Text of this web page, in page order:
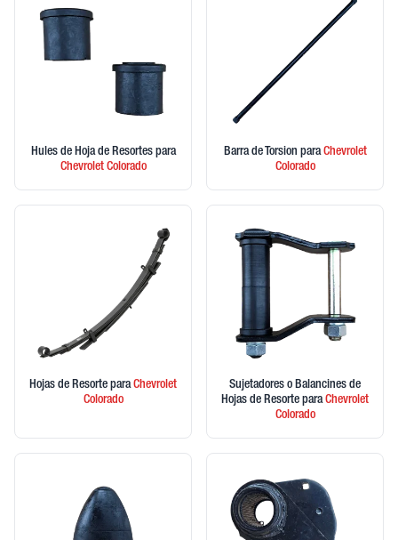
Hules de Hoja de Resortes para
ChevroletColorado
Barra de Torsion paraChevrolet
Colorado
Hojas de Resorte paraChevrolet
Colorado
Sujetadores o Balancines de
Hojas de Resorte paraChevrolet
Colorado